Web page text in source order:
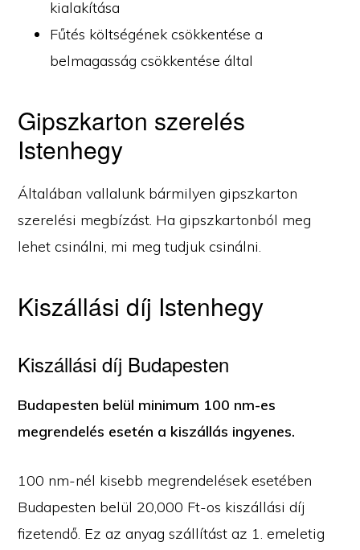
kialakítása
Fűtés költségének csökkentése a
belmagasság csökkentése által
Gipszkarton szerelés
Istenhegy
Általában vallalunk bármilyen gipszkarton
szerelési megbízást. Ha gipszkartonból meg
lehet csinálni, mi meg tudjuk csinálni.
Kiszállási díj Istenhegy
Kiszállási díj Budapesten
Budapesten belül minimum 100 nm-es
megrendelés esetén a kiszállás ingyenes.
100 nm-nél kisebb megrendelések esetében
Budapesten belül 20,000 Ft-os kiszállási díj
fizetendő. Ez az anyag szállítást az 1. emeletig